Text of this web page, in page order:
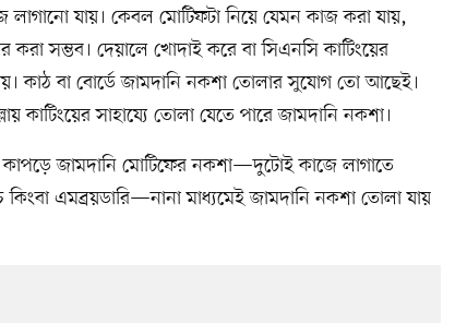
লাগানো যায়। কেবল মোটিফটা নিয়ে যেমন কাজ করা যায়,
করা সম্ভব। দেয়ালে খোদাই করে বা সিএনসি কাটিংয়ের
কাঠ বা বোর্ডে জামদানি নকশা তোলার সুযোগ তো আছেই।
কাটিংয়ের সাহায্যে তোলা যেতে পারে জামদানি নকশা।
কাপড়ে জামদানি মোটিফের নকশা—দুটোই কাজে লাগাতে
কিংবা এমব্রয়ডারি—নানা মাধ্যমেই জামদানি নকশা তোলা যায়